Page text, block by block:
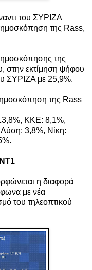
του ΣΥΡΙΖΑ
της Rass,
της
στην εκτίμηση ψήφου
ΣΥΡΙΖΑ με 25,9%.
της Rass
ΚΚΕ: 8,1%,
3,8%, Νίκη:
η διαφορά
με νέα
του τηλεοπτικού